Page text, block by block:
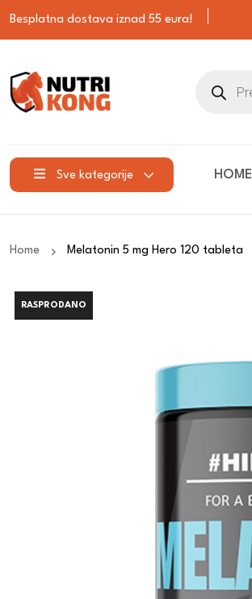
Besplatna dostava iznad 55 eura!
Sve kategorije HOME
Home Melatonin 5 mg Hero 120 tableta
RASPRODANO